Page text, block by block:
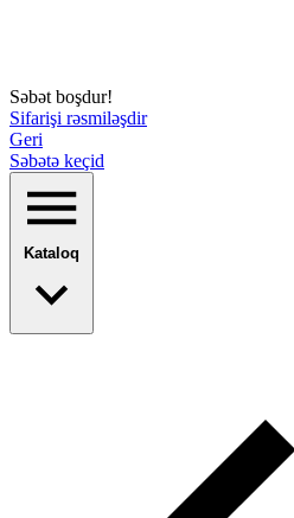
Səbət boşdur!
Sifarişi rəsmiləşdir
Geri
Səbətə keçid
Kataloq